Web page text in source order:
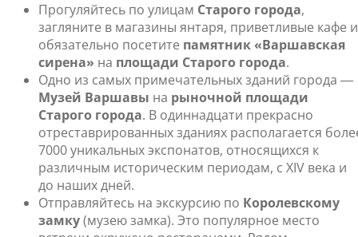
Прогуляйтесь по улицам Старого города,
загляните в магазины янтаря, приветливые кафе и
обязательно посетите памятник «Варшавская
сирена» на площади Старого города.
Одно из самых примечательных зданий города ―
Музей Варшавы на рыночной площади
Старого города. В одиннадцати прекрасно
отреставрированных зданиях располагается
7000 уникальных экспонатов, относящихся к
различным историческим периодам, с XIV века и
до наших дней.
Отправляйтесь на экскурсию по Королевскому
замку(музею замка). Это популярное место